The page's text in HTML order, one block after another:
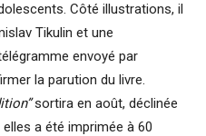
Côté illustrations, il
Tikulin et une
envoyé par
la parution du livre.
sortira en août, déclinée
elles a été imprimée à 60